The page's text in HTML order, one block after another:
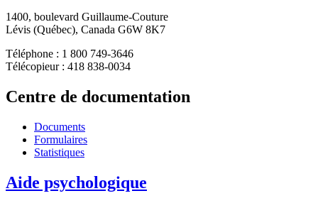
1400, boulevard Guillaume-Couture
Lévis (Québec), Canada G6W 8K7
Téléphone : 1 800 749-3646
Télécopieur : 418 838-0034
Centre de documentation
Documents
Formulaires
Statistiques
Aide psychologique